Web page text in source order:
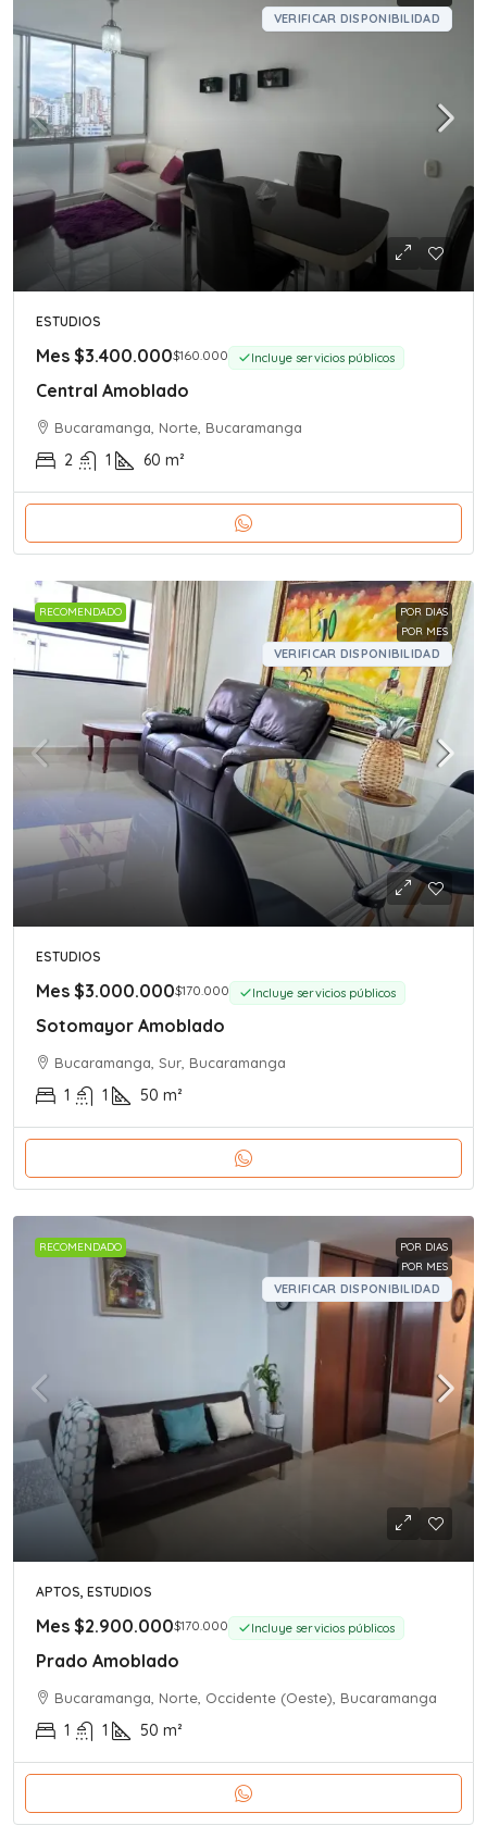
VERIFICAR DISPONIBILIDAD
ESTUDIOS
Mes $3.400.000$160.000 Incluye servicios públicos
Central Amoblado
Bucaramanga, Norte, Bucaramanga
2 1 60 m²
RECOMENDADO
POR DIAS
POR MES
VERIFICAR DISPONIBILIDAD
ESTUDIOS
Mes $3.000.000$170.000 Incluye servicios públicos
Sotomayor Amoblado
Bucaramanga, Sur, Bucaramanga
1 1 50 m²
RECOMENDADO
POR DIAS
POR MES
VERIFICAR DISPONIBILIDAD
APTOS, ESTUDIOS
Mes $2.900.000$170.000 Incluye servicios públicos
Prado Amoblado
Bucaramanga, Norte, Occidente (Oeste), Bucaramanga
1 1 50 m²